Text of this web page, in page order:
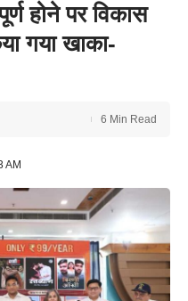
होने पर विकास
गया खाका-
AM
6 Min Read